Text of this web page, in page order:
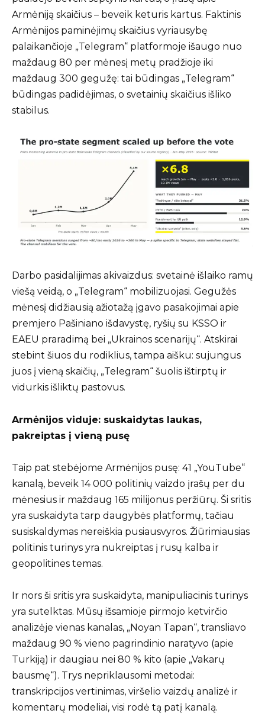
Armėniją skaičius – beveik keturis kartus. Faktinis
Armėnijos paminėjimų skaičius vyriausybę
palaikančioje „Telegram“ platformoje išaugo nuo
maždaug 80 per mėnesį metų pradžioje iki
maždaug 300 gegužę: tai būdingas „Telegram“
būdingas padidėjimas, o svetainių skaičius išliko
stabilus.
Darbo pasidalijimas akivaizdus: svetainė išlaiko ramų
viešą veidą, o „Telegram“ mobilizuojasi. Gegužės
mėnesį didžiausią ažiotažą įgavo pasakojimai apie
premjero Pašiniano išdavystę, ryšių su KSSO ir
EAEU praradimą bei „Ukrainos scenarijų“. Atskirai
stebint šiuos du rodiklius, tampa aišku: sujungus
juos į vieną skaičių, „Telegram“ šuolis ištirptų ir
vidurkis išliktų pastovus.
Armėnijos viduje: suskaidytas laukas,
pakreiptas į vieną pusę
Taip pat stebėjome Armėnijos pusę: 41 „YouTube“
kanalą, beveik 14 000 politinių vaizdo įrašų per du
mėnesius ir maždaug 165 milijonus peržiūrų. Ši sritis
yra suskaidyta tarp daugybės platformų, tačiau
susiskaldymas nereiškia pusiausvyros. Žiūrimiausias
politinis turinys yra nukreiptas į rusų kalba ir
geopolitines temas.
Ir nors ši sritis yra suskaidyta, manipuliacinis turinys
yra sutelktas. Mūsų išsamioje pirmojo ketvirčio
analizėje vienas kanalas, „Noyan Tapan“, transliavo
maždaug 90 % vieno pagrindinio naratyvo (apie
Turkiją) ir daugiau nei 80 % kito (apie „Vakarų
bausmę“). Trys nepriklausomi metodai:
transkripcijos vertinimas, viršelio vaizdų analizė ir
komentarų modeliai, visi rodė tą patį kanalą.